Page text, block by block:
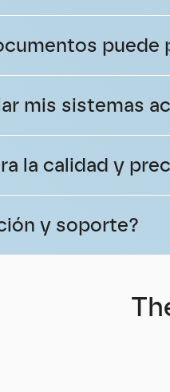
puede
mis sistemas
la calidad y
y soporte?